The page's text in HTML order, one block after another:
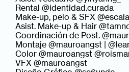
Rental @identidad.curada
Make-up, pelo & SFX
Asist. Make-up & Hair
Coordinación de Post.
Montaje @mauroangst |
Color @mauroangst
VFX @mauroangst